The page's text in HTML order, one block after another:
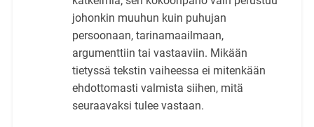
johonkin muuhun kuin puhujan
persoonaan, tarinamaailmaan,
argumenttiin tai vastaaviin. Mikään
tietyssä tekstin vaiheessa ei mitenkään
ehdottomasti valmista siihen, mitä
seuraavaksi tulee vastaan.